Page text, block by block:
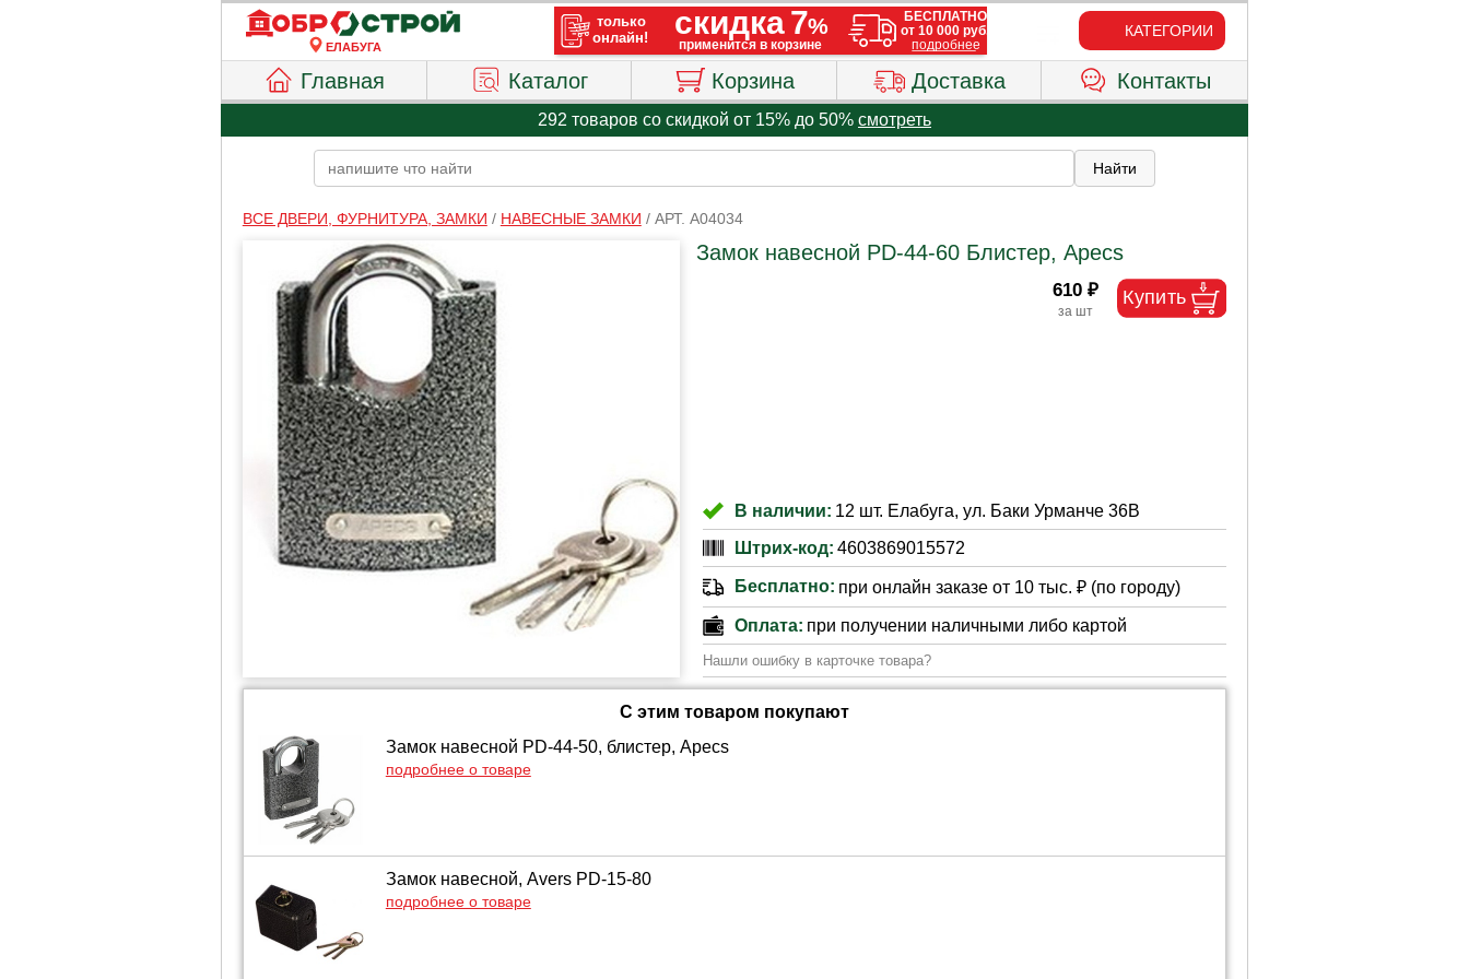
ЕЛАБУГА
КАТЕГОРИИ
Главная Каталог Корзина Доставка Контакты
292 товаров со скидкой от 15% до 50% смотреть
ВСЕ ДВЕРИ, ФУРНИТУРА, ЗАМКИ / НАВЕСНЫЕ ЗАМКИ / АРТ. A04034
Замок навесной PD-44-60 Блистер, Apecs
610 ₽
В наличии: 12 шт. Елабуга, ул. Баки Урманче 36В
Штрих-код: 4603869015572
Бесплатно: при онлайн заказе от 10 тыс. ₽ (по городу)
Оплата: при получении наличными либо картой
Нашли ошибку в карточке товара?
С этим товаром покупают
Замок навесной PD-44-50, блистер, Apecs
подробнее о товаре
Замок навесной, Avers PD-15-80
подробнее о товаре